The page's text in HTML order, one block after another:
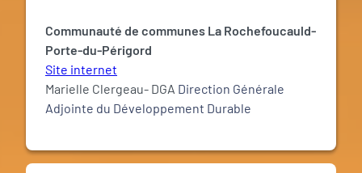
Communauté de communes La Rochefoucauld-
Porte-du-Périgord
Site internet
Marielle Clergeau- DGA Direction Générale
Adjointe du Développement Durable